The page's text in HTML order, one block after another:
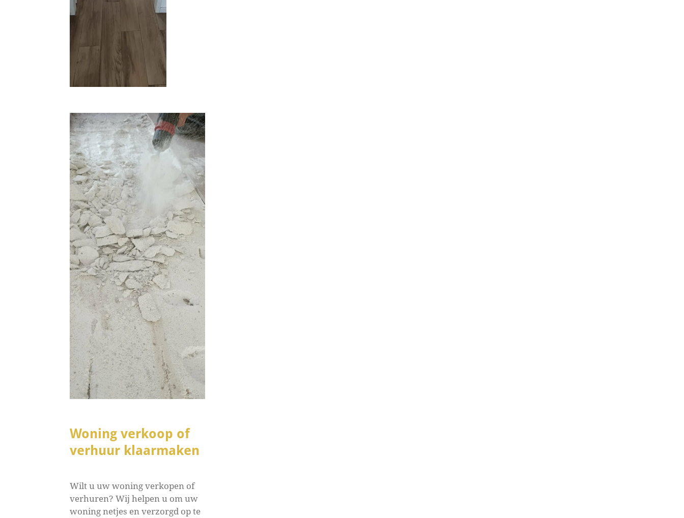
Woning verkoop of
verhuur klaarmaken
Wilt u uw woning verkopen of
verhuren? Wij helpen u om uw
woning netjes en verzorgd op te